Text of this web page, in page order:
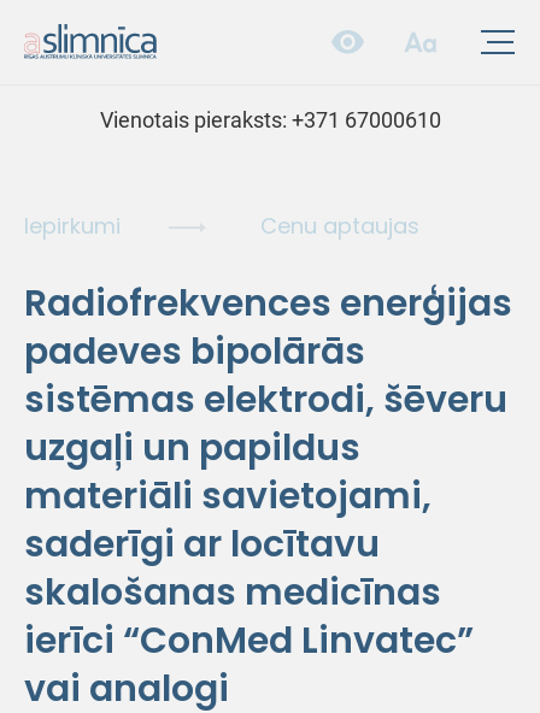
Vienotais pieraksts: +371 67000610
Iepirkumi Cenu aptaujas
Radiofrekvences enerģijas
padeves bipolārās
sistēmas elektrodi, šēveru
uzgaļi un papildus
materiāli savietojami,
saderīgi ar locītavu
skalošanas medicīnas
ierīci “ConMed Linvatec”
vai analogi